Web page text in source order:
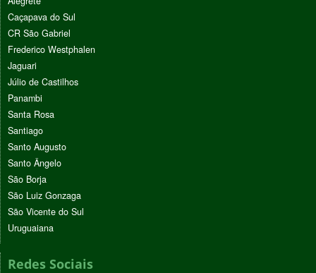
Caçapava do Sul
CR São Gabriel
Frederico Westphalen
Jaguari
Júlio de Castilhos
Panambi
Santa Rosa
Santiago
Santo Augusto
Santo Ângelo
São Borja
São Luiz Gonzaga
São Vicente do Sul
Uruguaiana
Redes Sociais